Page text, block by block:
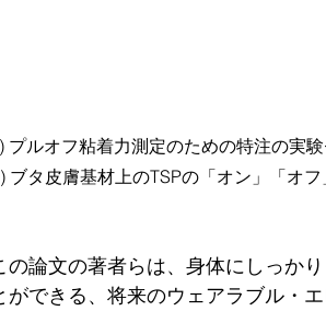
プルオフ粘着力測定のための特注の実
ブタ皮膚基材上のTSPの「オン」「オ
の論文の著者らは、身体にしっか
ができる、将来のウェアラブル・